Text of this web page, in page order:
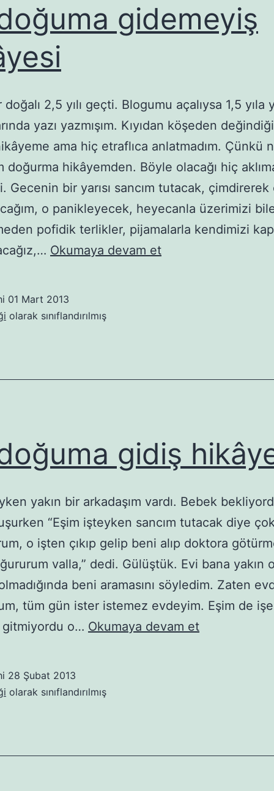
gidemeyiş
2,5 yılı geçti. Blogumu açalıysa 1,5 yıla
yazı yazmışım. Kıyıdan köşeden
ama hiç etraflıca anlatmadım. Çünkü
doğurma hikâyemden. Böyle olacağı hiç
Gecenin bir yarısı sancım tutacak, çimdirerek
o panikleyecek, heyecanla üzerimizi
pofidik terlikler, pijamalarla kendimizi
Okumaya devam etBir
01 Mart 2013
olarak sınıflandırılmış
gidiş
yakın bir arkadaşım vardı. Bebek
“Eşim işteyken sancım tutacak diye
o işten çıkıp gelip beni alıp doktora
valla,” dedi. Gülüştük. Evi bana yakın
beni aramasını söyledim. Zaten
tüm gün ister istemez evdeyim. Eşim de işe
gitmiyordu o… Okumaya devam etBir
28 Şubat 2013
olarak sınıflandırılmış